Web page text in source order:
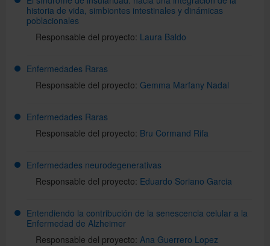
historia de vida, simbiontes intestinales y dinámicas
poblacionales
Responsable del proyecto: Laura Baldo
Enfermedades Raras
Responsable del proyecto: Gemma Marfany Nadal
Enfermedades Raras
Responsable del proyecto: Bru Cormand Rifa
Enfermedades neurodegenerativas
Responsable del proyecto: Eduardo Soriano Garcia
Entendiendo la contribución de la senescencia celular a la
Enfermedad de Alzheimer
Responsable del proyecto: Ana Guerrero Lopez